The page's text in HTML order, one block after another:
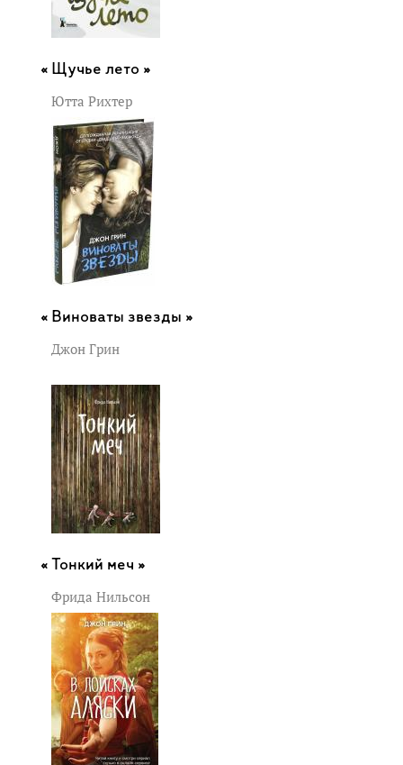
Щучье лето »
Ютта Рихтер
Виноваты звезды »
Джон Грин
Тонкий меч »
Фрида Нильсон